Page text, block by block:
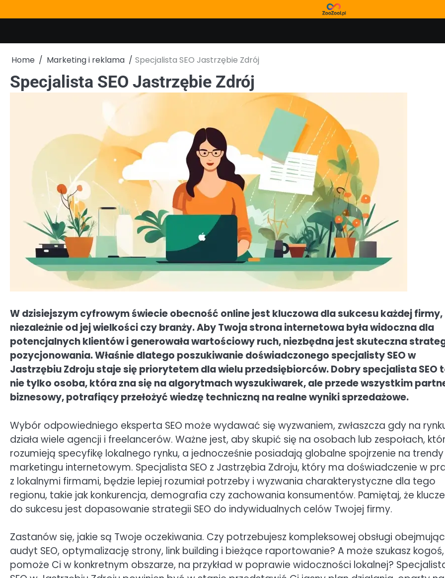
to
Home Marketing i reklama Specjalista SEO Jastrzębie Zdrój
Specjalista SEO Jastrzębie Zdrój
W dzisiejszym cyfrowym świecie obecność online jest kluczowa dla sukcesu każdej firmy,
niezależnie od jej wielkości czy branży. Aby Twoja strona internetowa była widoczna dla
potencjalnych klientów i generowała wartościowy ruch, niezbędna jest skuteczna
pozycjonowania. Właśnie dlatego poszukiwanie doświadczonego specjalisty SEO w
Jastrzębiu Zdroju staje się priorytetem dla wielu przedsiębiorców. Dobry specjalista SEO
nie tylko osoba, która zna się na algorytmach wyszukiwarek, ale przede wszystkim
biznesowy, potrafiący przełożyć wiedzę techniczną na realne wyniki sprzedażowe.
Wybór odpowiedniego eksperta SEO może wydawać się wyzwaniem, zwłaszcza gdy na
działa wiele agencji i freelancerów. Ważne jest, aby skupić się na osobach lub zespołach,
rozumieją specyfikę lokalnego rynku, a jednocześnie posiadają globalne spojrzenie na
marketingu internetowym. Specjalista SEO z Jastrzębia Zdroju, który ma doświadczenie w
z lokalnymi firmami, będzie lepiej rozumiał potrzeby i wyzwania charakterystyczne dla tego
regionu, takie jak konkurencja, demografia czy zachowania konsumentów. Pamiętaj, że
do sukcesu jest dopasowanie strategii SEO do indywidualnych celów Twojej firmy.
Zastanów się, jakie są Twoje oczekiwania. Czy potrzebujesz kompleksowej obsługi
audyt SEO, optymalizację strony, link building i bieżące raportowanie? A może szukasz
pomoże Ci w konkretnym obszarze, na przykład w poprawie widoczności lokalnej?